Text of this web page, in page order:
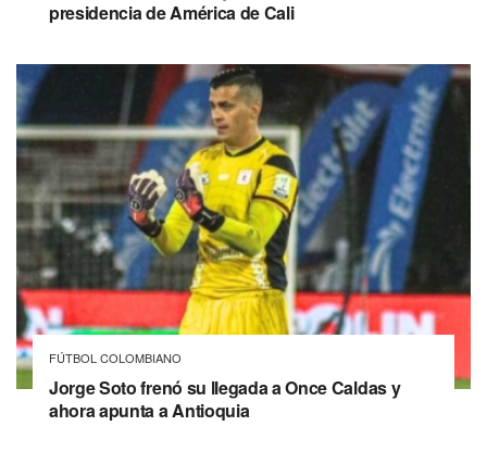
presidencia de América de Cali
FÚTBOL COLOMBIANO
Jorge Soto frenó su llegada a Once Caldas y
ahora apunta a Antioquia